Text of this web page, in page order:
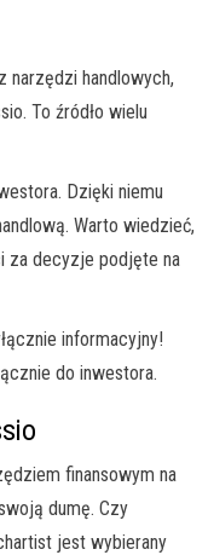
narzędzi handlowych,
To źródło wielu
Dzięki niemu
Warto wiedzieć,
za decyzje podjęte na
informacyjny!
do inwestora.
finansowym na
dumę. Czy
jest wybierany